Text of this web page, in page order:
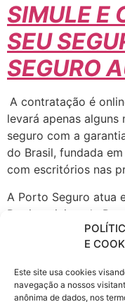
E
Este site usa cookies
navegação a nossos
anônima de dados, nos
SIMULE E
SEU
SEGURO
A contratação é
levará apenas alguns
seguro com a
do Brasil, fundada
com escritórios nas
A Porto Seguro atua
Patrimoniais e de
Empresarial, fiança
Transportes,
Financiamento,
Proteção e